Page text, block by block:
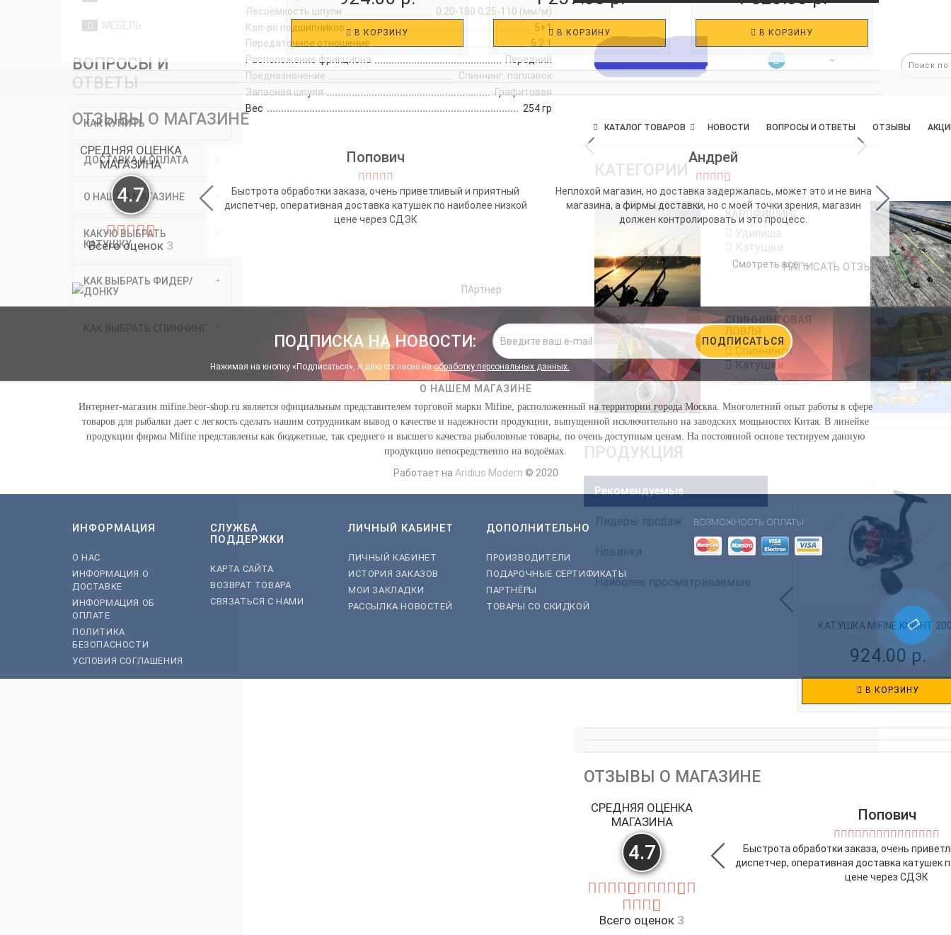
В КОРЗИНУ В КОРЗИНУ В КОРЗИНУ
ОТЗЫВЫ О МАГАЗИНЕ
СРЕДНЯЯ ОЦЕНКА
МАГАЗИНА
4.7
Всего оценок 3
Попович
Быстрота обработки заказа, очень приветливый и приятный
диспетчер, оперативная доставка катушек по наиболее низкой
цене через СДЭК
Андрей
Неплохой магазин, но доставка задержалась, может это и не вина
магазина, а фирмы доставки, но с моей точки зрения, магазин
должен контролировать и это процесс.
НАПИСАТЬ ОТЗЫВ
ПОДПИСКА НА НОВОСТИ: ПОДПИСАТЬСЯ
Нажимая на кнопку «Подписаться», я даю cогласие наобработку персональных данных.
О НАШЕМ МАГАЗИНЕ
Интернет-магазин mifine.beor-shop.ru является официальным представителем торговой марки Mifine, расположенный на территории города Москва. Многолетний опыт работы в сфере
товаров для рыбалки дает с легкость сделать нашим сотрудникам вывод о качестве и надежности продукции, выпущенной исключительно на заводских мощьностях Китая. В линейке
продукции фирмы Mifine представлены как бюджетные, так среднего и высшего качества рыболовные товары, по очень доступным ценам. На постоянной основе тестируем данную
продукцию непосредственно на водоёмах.
Работает на Aridius Modern © 2020
ИНФОРМАЦИЯ
О НАС
ИНФОРМАЦИЯ О
ДОСТАВКЕ
ИНФОРМАЦИЯ ОБ
ОПЛАТЕ
ПОЛИТИКА
БЕЗОПАСНОСТИ
УСЛОВИЯ СОГЛАШЕНИЯ
СЛУЖБА
ПОДДЕРЖКИ
КАРТА САЙТА
ВОЗВРАТ ТОВАРА
СВЯЗАТЬСЯ С НАМИ
ЛИЧНЫЙ КАБИНЕТ
ЛИЧНЫЙ КАБИНЕТ
ИСТОРИЯ ЗАКАЗОВ
МОИ ЗАКЛАДКИ
РАССЫЛКА НОВОСТЕЙ
ДОПОЛНИТЕЛЬНО
ПРОИЗВОДИТЕЛИ
ПОДАРОЧНЫЕ СЕРТИФИКАТЫ
ПАРТНЁРЫ
ТОВАРЫ СО СКИДКОЙ
ВОЗМОЖНОСТЬ ОПЛАТЫ
МЕБЕЛЬ
ВОПРОСЫ И
ОТВЕТЫ
КАК КУПИТЬ
ДОСТАВКА И ОПЛАТА
О НАШЕМ МАГАЗИНЕ
КАКУЮ ВЫБРАТЬ
КАТУШКУ
КАК ВЫБРАТЬ ФИДЕР/
ДОНКУ
КАК ВЫБРАТЬ СПИННИНГ
Лесоёмкость шпули
0,20-180 0,25-110 (мм/м)
Кол-во подшипников
5+1
Передаточное отношение
5.2:1
Расположение фрикциона
Передний
Предназначение
Спиннинг, поплавок
Запасная шпуля
Графитовая
Вес
254 гр
КАТАЛОГ ТОВАРОВ НОВОСТИ ВОПРОСЫ И ОТВЕТЫ ОТЗЫВЫ
КАТЕГОРИИ
КАРПФИШИНГ
Удилища
Катушки
Смотреть все →
СПИННИНГОВАЯ
ЛОВЛЯ
Спиннинги
Катушки
Смотреть все →
ПРОДУКЦИЯ
Рекомендуемые
Лидеры продаж
Новинки
Наиболее просматриваемые
КАТУШКА MIFINE KNIGHT
924.00 р.
В КОРЗИНУ
ОТЗЫВЫ О МАГАЗИНЕ
СРЕДНЯЯ ОЦЕНКА
МАГАЗИНА
4.7
Всего оценок 3
Попович
Быстрота обработки заказа, очень
диспетчер, оперативная доставка катушек
цене через СДЭК